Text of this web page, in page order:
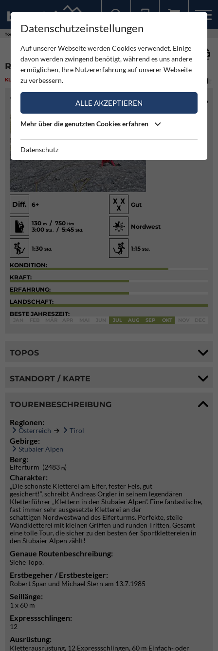
Touren
ROMI - ELFERTURM
KLETTERN MITTEL
TOURENINFO
Diff. 6+ Gut
130 m / 750 Hm
3:00 Std. / 5:45 Std.
Nordwest
1:30 Std. 1:15 Std.
KONDITION:
KRAFT:
ERFAHRUNG:
LANDSCHAFT:
BESTE JAHRESZEIT:
JUL AUG SEP OKT
TOPOS
STANDORT / KARTE
TOURENBESCHREIBUNG
Regionen:
Österreich Tirol
Gebirge:
Stubaier Alpen
Berg:
Elferturm (2483 m)
Charakter:
„Die schönste Kletterei am Elfer, fester Fels, gut
gesichert!“, schreibt Andreas Orgler in seinem legendären
Kletterführer „Klettern in den Stubaier Alpen“. Eine fantastische,
fast immer sehr ausgesetzte Kletterei an der
schattigen Nordwestwand des Elferturms. Perfekte, steile
Wandkletterei mit kleinen Griffen und runden Tritten. Gesamt
eine tolle Tour, die sicher zu den besten 6er Sportklettereien in
den Stubaier Alpen zählt!
Genaue Routenbeschreibung:
Siehe Topo.
Erstbegeher / Erstbesteiger:
Robert Span und Michael Stern am 13.7.1985
Seillänge:
1 x 60 m
Expressschlingen:
12
Ausrüstung:
Kletterausrüstung, 12 Expressschlingen, 60 m Einfach- oder
Datenschutzeinstellungen
Auf unserer Webseite werden Cookies verwendet. Einige
davon werden zwingend benötigt, während es uns andere
ermöglichen, Ihre Nutzererfahrung auf unserer Webseite
zu verbessern.
ALLE AKZEPTIEREN
Mehr über die genutzten Cookies erfahren
Datenschutz